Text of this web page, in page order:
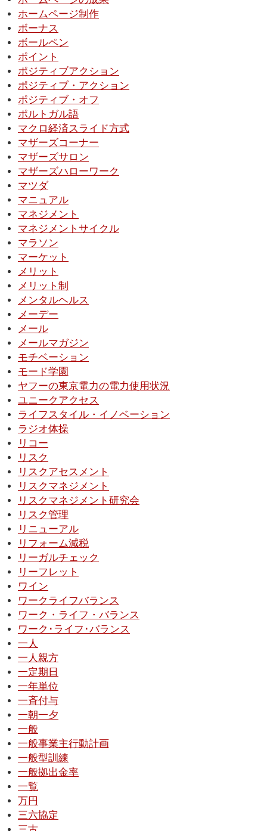
ホームページ制作
ボーナス
ボールペン
ポイント
ポジティブアクション
ポジティブ・アクション
ポジティブ・オフ
ポルトガル語
マクロ経済スライド方式
マザーズコーナー
マザーズサロン
マザーズハローワーク
マツダ
マニュアル
マネジメント
マネジメントサイクル
マラソン
マーケット
メリット
メリット制
メンタルヘルス
メーデー
メール
メールマガジン
モチベーション
モード学園
ヤフーの東京電力の電力使用状況
ユニークアクセス
ライフスタイル・イノベーション
ラジオ体操
リコー
リスク
リスクアセスメント
リスクマネジメント
リスクマネジメント研究会
リスク管理
リニューアル
リフォーム減税
リーガルチェック
リーフレット
ワイン
ワークライフバランス
ワーク・ライフ・バランス
ワーク･ライフ･バランス
一人
一人親方
一定期日
一年単位
一斉付与
一朝一夕
一般
一般事業主行動計画
一般型訓練
一般拠出金率
一覧
万円
三六協定